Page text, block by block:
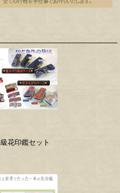
花印鑑セット